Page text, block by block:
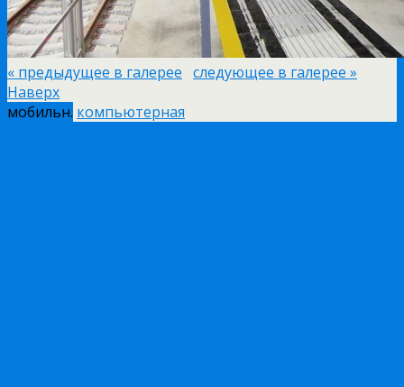
« предыдущее в галерее следующее в галерее »
Наверх
мобильн. компьютерная